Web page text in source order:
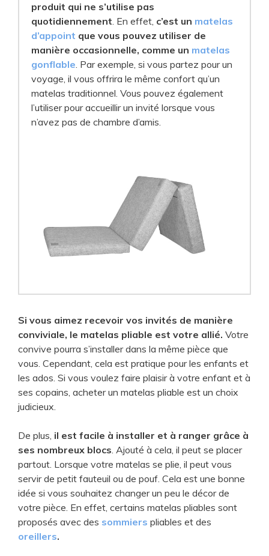
produit qui ne s’utilise pas
quotidiennement. En effet, c’est un matelas
d’appoint que vous pouvez utiliser de
manière occasionnelle, comme un matelas
gonflable. Par exemple, si vous partez pour un
voyage, il vous offrira le même confort qu’un
matelas traditionnel. Vous pouvez également
l’utiliser pour accueillir un invité lorsque vous
n’avez pas de chambre d’amis.
Si vous aimez recevoir vos invités de manière
conviviale, le matelas pliable est votre allié. Votre
convive pourra s’installer dans la même pièce que
vous. Cependant, cela est pratique pour les enfants et
les ados. Si vous voulez faire plaisir à votre enfant et à
ses copains, acheter un matelas pliable est un choix
judicieux.
De plus, il est facile à installer et à ranger grâce à
ses nombreux blocs . Ajouté à cela, il peut se placer
partout. Lorsque votre matelas se plie, il peut vous
servir de petit fauteuil ou de pouf. Cela est une bonne
idée si vous souhaitez changer un peu le décor de
votre pièce. En effet, certains matelas pliables sont
proposés avec des sommiers pliables et des
oreillers.